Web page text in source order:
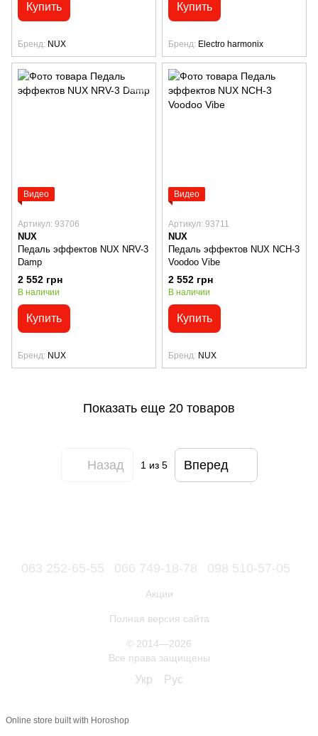
Купить
Бренд NUX
Купить
Бренд Electro harmonix
Видео
Артикул: 93706
NUX
Педаль эффектов NUX NRV-3
Damp
2 552 грн
В наличии
Купить
Бренд NUX
Видео
Артикул: 93711
NUX
Педаль эффектов NUX NCH-3
Voodoo Vibe
2 552 грн
В наличии
Купить
Бренд NUX
Показать еще 20 товаров
Назад 1из 5 Вперед
063 252-65-55 066 749-18-78 098 510-57-05
Акции
Полная версия сайта
© 2014—2026
Все права защищены
Укр Рус
Online store built with Horoshop